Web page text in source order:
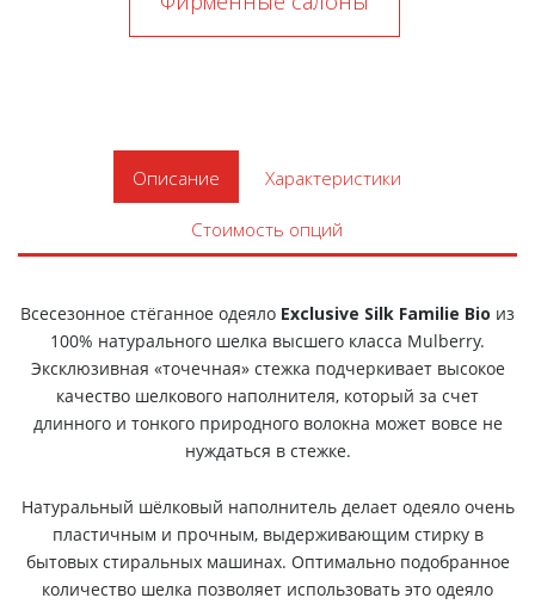
Описание Характеристики
Стоимость опций
Всесезонное стёганное одеяло Exclusive Silk Familie Bio из
100% натурального шелка высшего класса Mulberry.
Эксклюзивная «точечная» стежка подчеркивает высокое
качество шелкового наполнителя, который за счет
длинного и тонкого природного волокна может вовсе не
нуждаться в стежке.
Натуральный шёлковый наполнитель делает одеяло очень
пластичным и прочным, выдерживающим стирку в
бытовых стиральных машинах. Оптимально подобранное
количество шелка позволяет использовать это одеяло